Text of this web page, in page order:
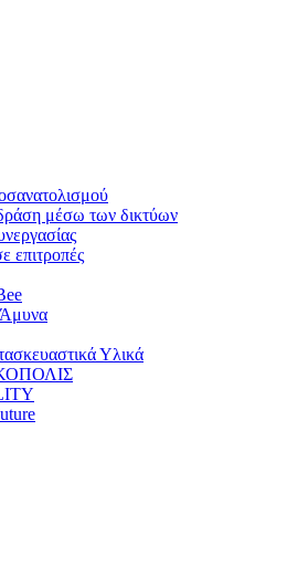
μέσω των δικτύων
επιτροπές
Υλικά